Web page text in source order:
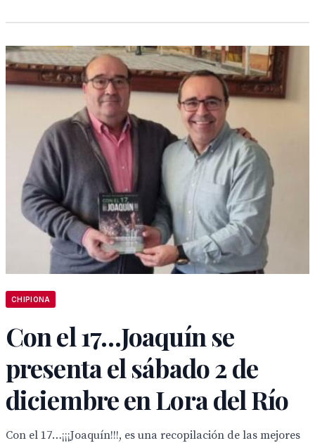
CHIPIONA
Con el 17…Joaquín se
presenta el sábado 2 de
diciembre en Lora del Río
Con el 17…¡¡¡Joaquín!!!, es una recopilación de las mejores